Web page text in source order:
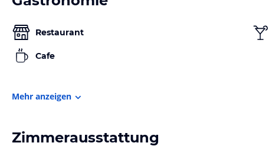
Restaurant
Cafe
Mehr anzeigen
Zimmerausstattung